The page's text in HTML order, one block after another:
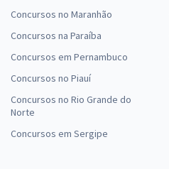
Concursos no Maranhão
Concursos na Paraíba
Concursos em Pernambuco
Concursos no Piauí
Concursos no Rio Grande do
Norte
Concursos em Sergipe